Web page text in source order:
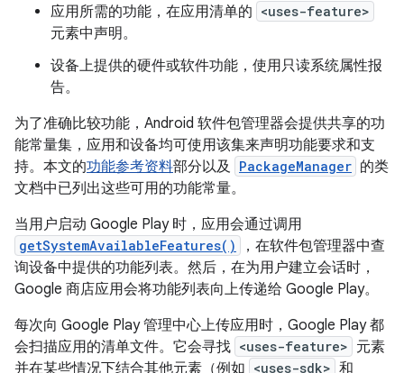
应用所需的功能，在应用清单的 <uses-feature>
元素中声明。
设备上提供的硬件或软件功能，使用只读系统属性报
告。
为了准确比较功能，Android 软件包管理器会提供共享的功
能常量集，应用和设备均可使用该集来声明功能要求和支
持。本文的功能参考资料部分以及 PackageManager 的类
文档中已列出这些可用的功能常量。
当用户启动 Google Play 时，应用会通过调用
getSystemAvailableFeatures()
，在软件包管理器中查
询设备中提供的功能列表。然后，在为用户建立会话时，
Google 商店应用会将功能列表向上传递给 Google Play。
每次向 Google Play 管理中心上传应用时，Google Play 都
会扫描应用的清单文件。它会寻找 <uses-feature> 元素
并在某些情况下结合其他元素（例如 <uses-sdk> 和